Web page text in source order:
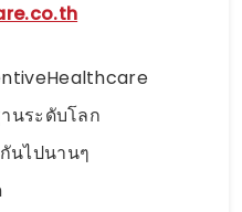
นระดับโลก
นไปนานๆ